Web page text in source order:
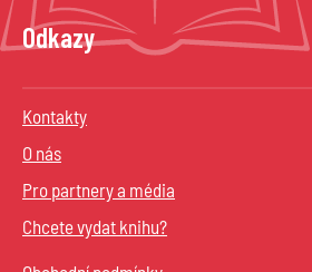
Odkazy
Kontakty
O nás
Pro partnery a média
Chcete vydat knihu?